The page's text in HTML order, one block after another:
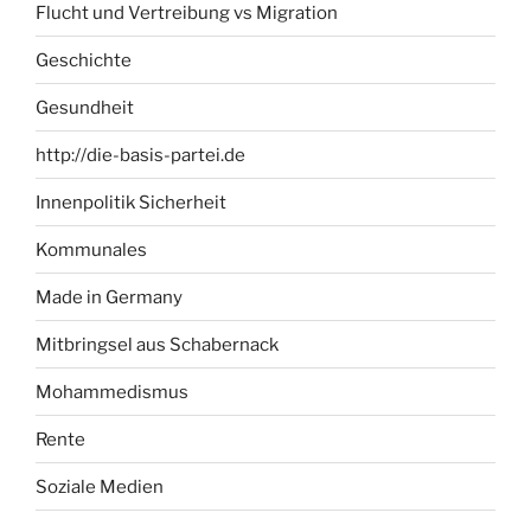
Flucht und Vertreibung vs Migration
Geschichte
Gesundheit
http://die-basis-partei.de
Innenpolitik Sicherheit
Kommunales
Made in Germany
Mitbringsel aus Schabernack
Mohammedismus
Rente
Soziale Medien